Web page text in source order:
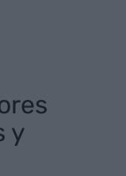
y